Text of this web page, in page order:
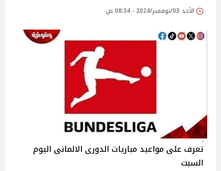
الأحد 03/نوفمبر/2024 - 08:34 ص
تعرف على مواعيد مباريات الدورى الالمانى اليوم
السبت